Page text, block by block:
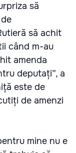
să
să achit
când m-au
amenda
deputați”, a
este de
de amenzi
mine nu e